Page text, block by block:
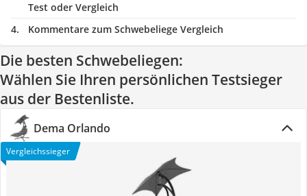
Test oder Vergleich
Kommentare zum Schwebeliege Vergleich
Die besten Schwebeliegen:
Wählen Sie Ihren persönlichen Testsieger
aus der Bestenliste.
Dema Orlando
Vergleichssieger